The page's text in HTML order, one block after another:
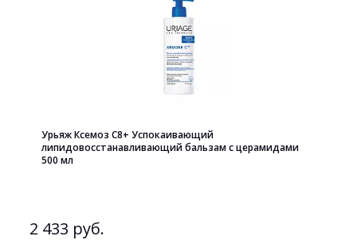
Урьяж Ксемоз С8+ Успокаивающий
липидовосстанавливающий бальзам с церамидами
500 мл
2 433 руб.